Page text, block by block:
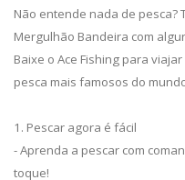
Não entende nada de pesca?
Mergulhão Bandeira com
Baixe o Ace Fishing para
pesca mais famosos do
1. Pescar agora é fácil
- Aprenda a pescar com
toque!